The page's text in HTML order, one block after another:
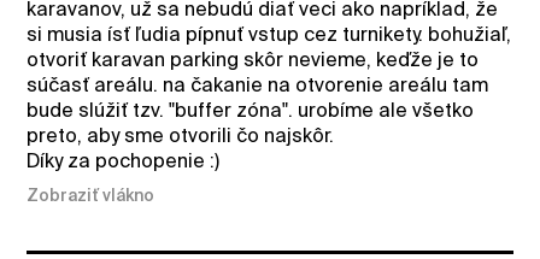
karavanov, už sa nebudú diať veci ako napríklad, že
si musia ísť ľudia pípnuť vstup cez turnikety. bohužiaľ,
otvoriť karavan parking skôr nevieme, keďže je to
súčasť areálu. na čakanie na otvorenie areálu tam
bude slúžiť tzv. "buffer zóna". urobíme ale všetko
preto, aby sme otvorili čo najskôr.
Díky za pochopenie :)
Zobraziť vlákno